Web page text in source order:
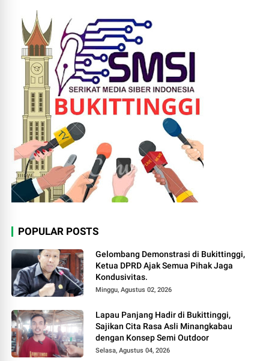
POPULAR POSTS
Gelombang Demonstrasi di Bukittinggi,
Ketua DPRD Ajak Semua Pihak Jaga
Kondusivitas.
Minggu, Agustus 02, 2026
Lapau Panjang Hadir di Bukittinggi,
Sajikan Cita Rasa Asli Minangkabau
dengan Konsep Semi Outdoor
Selasa, Agustus 04, 2026